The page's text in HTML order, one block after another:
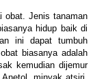
obat. Jenis tanaman
hidup baik di
ini dapat tumbuh
biasanya adalah
kemudian dijemur